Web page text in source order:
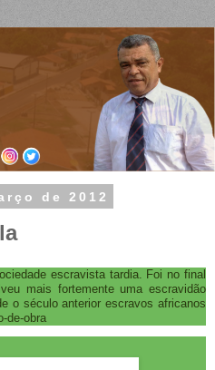
de 2012
escravista tardia. Foi no final
mais fortemente uma escravidão
o século anterior escravos africanos
de-obra